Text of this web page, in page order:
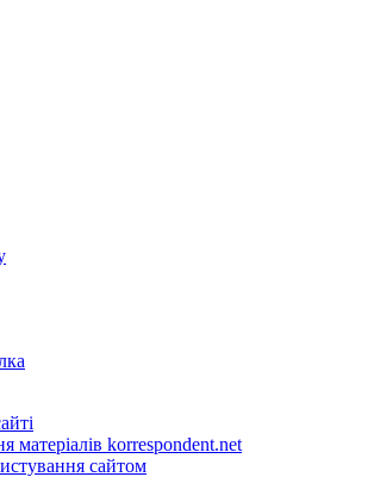
матеріалів korrespondent.net
сайтом